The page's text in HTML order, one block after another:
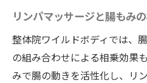
リンパマッサージと腸もみ
整体院ワイルドボディでは、
の組み合わせによる相乗効果
みで腸の動きを活性化し、リ